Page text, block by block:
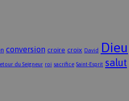
conversion croire croix David Dieu
du Seigneur roi sacrifice Saint-Esprit salut